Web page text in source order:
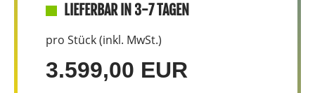
LIEFERBAR IN 3-7 TAGEN
pro Stück (inkl. MwSt.)
3.599,00 EUR